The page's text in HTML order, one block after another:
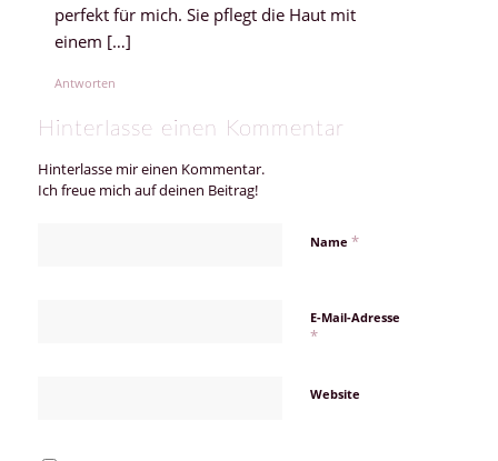
perfekt für mich. Sie pflegt die Haut mit
einem […]
Antworten
Hinterlasse einen Kommentar
Hinterlasse mir einen Kommentar.
Ich freue mich auf deinen Beitrag!
Name *
E-Mail-Adresse
*
Website